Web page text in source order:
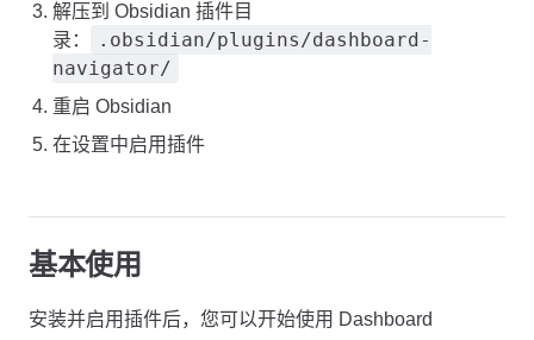
解压到 Obsidian 插件目
录：
.obsidian/plugins/dashboard-
navigator/
重启 Obsidian
在设置中启用插件
基本使用
安装并启用插件后，您可以开始使用 Dashboard